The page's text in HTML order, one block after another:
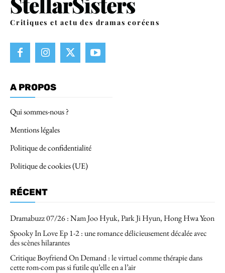
Critiques et actu des dramas coréens
A PROPOS
Qui sommes-nous ?
Mentions légales
Politique de confidentialité
Politique de cookies (UE)
RÉCENT
Dramabuzz 07/26 : Nam Joo Hyuk, Park Ji Hyun, Hong Hwa Yeon
Spooky In Love Ep 1-2 : une romance délicieusement décalée avec
des scènes hilarantes
Critique Boyfriend On Demand : le virtuel comme thérapie dans
cette rom-com pas si futile qu’elle en a l’air